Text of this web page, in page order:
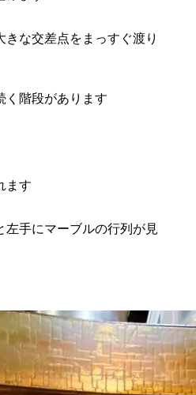
きな交差点をまっすぐ渡り
く階段があります
ます
左手にマーブルの行列が見